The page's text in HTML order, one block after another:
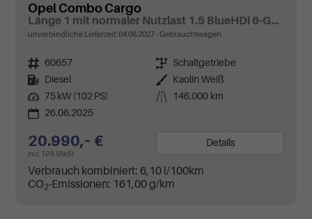
Opel Combo Cargo
Länge 1 mit normaler Nutzlast 1.5 BlueHDi 6-Gang
unverbindliche Lieferzeit:04.08.2027 Gebrauchtwagen
Fahrzeugnr. 60657 Getriebe Schaltgetriebe
Kraftstoff
Diesel Außenfarbe
Kaolin Weiß
Leistung 75 kW (102 PS) Kilometerstand
146.000 km
26.06.2025
20.990,– €
incl. 19% MwSt.
Details
Verbrauch kombiniert: 6,10 l/100km
CO2-Emissionen: 161,00 g/km